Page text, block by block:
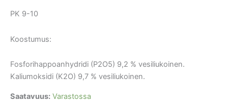
PK 9-10
Koostumus:
Fosforihappoanhydridi (P2O5) 9,2 % vesiliukoinen.
Kaliumoksidi (K2O) 9,7 % vesiliukoinen.
Saatavuus: Varastossa